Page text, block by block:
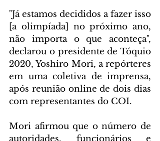
"Já estamos decididos a fazer isso
[a olimpíada] no próximo ano,
não importa o que aconteça",
declarou o presidente de Tóquio
2020, Yoshiro Mori, a repórteres
em uma coletiva de imprensa,
após reunião online de dois dias
com representantes do COI.
Mori afirmou que o número de
autoridades, funcionários e